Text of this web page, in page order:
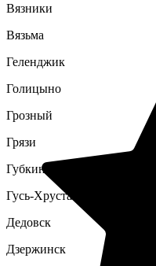
Вязники
Вязьма
Геленджик
Голицыно
Грозный
Грязи
Губкин
Гусь-Хрустальный
Дедовск
Дзержинск